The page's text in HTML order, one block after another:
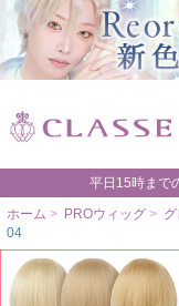
平日15時まで
ホーム > PROウィッグ >
04